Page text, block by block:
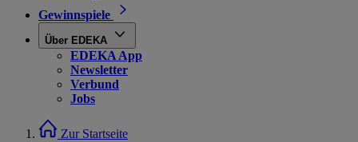
Gewinnspiele
Über EDEKA
EDEKA App
Newsletter
Verbund
Jobs
Zur Startseite